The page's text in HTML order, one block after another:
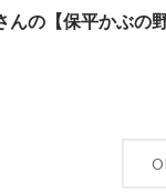
の【保平かぶの野